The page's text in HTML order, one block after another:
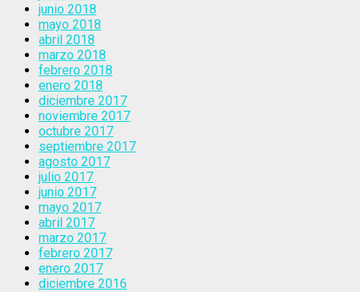
junio 2018
mayo 2018
abril 2018
marzo 2018
febrero 2018
enero 2018
diciembre 2017
noviembre 2017
octubre 2017
septiembre 2017
agosto 2017
julio 2017
junio 2017
mayo 2017
abril 2017
marzo 2017
febrero 2017
enero 2017
diciembre 2016